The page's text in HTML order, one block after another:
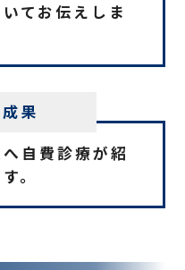
てお伝えしま
果
自費診療が紹
。